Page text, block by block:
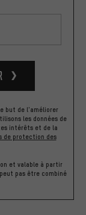
but de l'améliorer
les données de
intérêts et de la
de protection des
et valable à partir
pas être combiné